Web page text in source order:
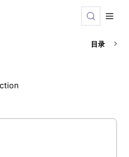
documentation index is
目录